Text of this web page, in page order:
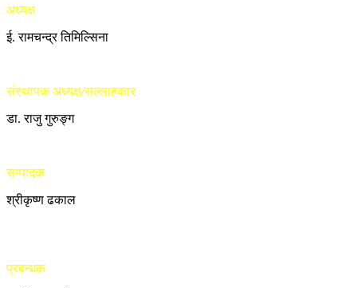
अध्यक्ष
ई. रामचन्द्र तिमिल्सिना
संस्थापक अध्यक्ष/सल्लाहकार
डा. राजु गुरुङ्ग
सम्पादक
श्रीकृष्ण ढकाल
प्रबन्धक